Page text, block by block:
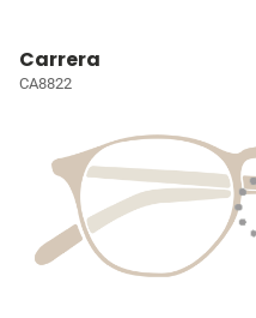
Carrera
CA8822